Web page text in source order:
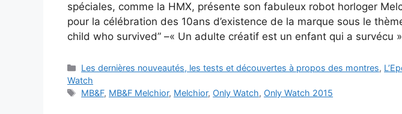
spéciales, comme la HMX, présente son fabuleux robot horloger
pour la célébration des 10ans d’existence de la marque sous le
child who survived” –« Un adulte créatif est un enfant qui a survécu
Catégories
Les dernières nouveautés, les tests et découvertes à propos des montres,
Watch
Étiquettes
MB&F, MB&F Melchior, Melchior, Only Watch, Only Watch 2015